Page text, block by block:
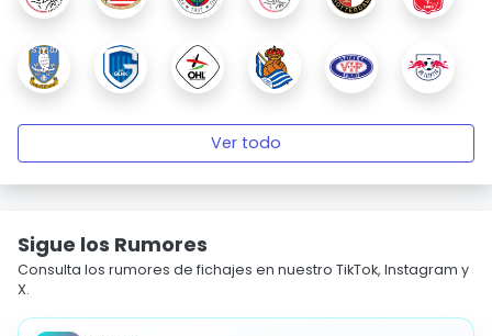
Ver todo
Sigue los Rumores
Consulta los rumores de fichajes en nuestro TikTok, Instagram y
X.